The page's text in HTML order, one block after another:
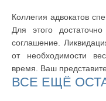
Коллегия адвокатов
Для этого достаточно
соглашение.
от необходимости
время. Ваш
ВСЕ ЕЩЁ